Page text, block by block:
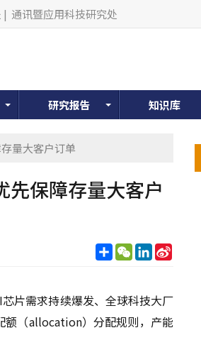
| 通讯暨应用科技研究处
研究报告 知识库
量大客户订单
先保障存量大客户
分
享
WeChatLinkedIn
Sina
片需求持续爆发、全球科技大厂
额（allocation）分配规则，产能